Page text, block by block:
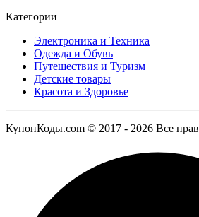
Категории
Электроника и Техника
Одежда и Обувь
Путешествия и Туризм
Детские товары
Красота и Здоровье
КупонКоды.com © 2017 - 2026 Все